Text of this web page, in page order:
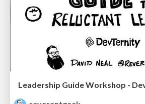
Leadership Guide Workshop -